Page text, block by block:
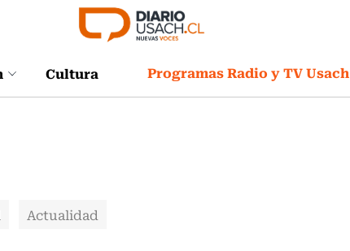
Cultura Programas Radio y TV Usach
Actualidad